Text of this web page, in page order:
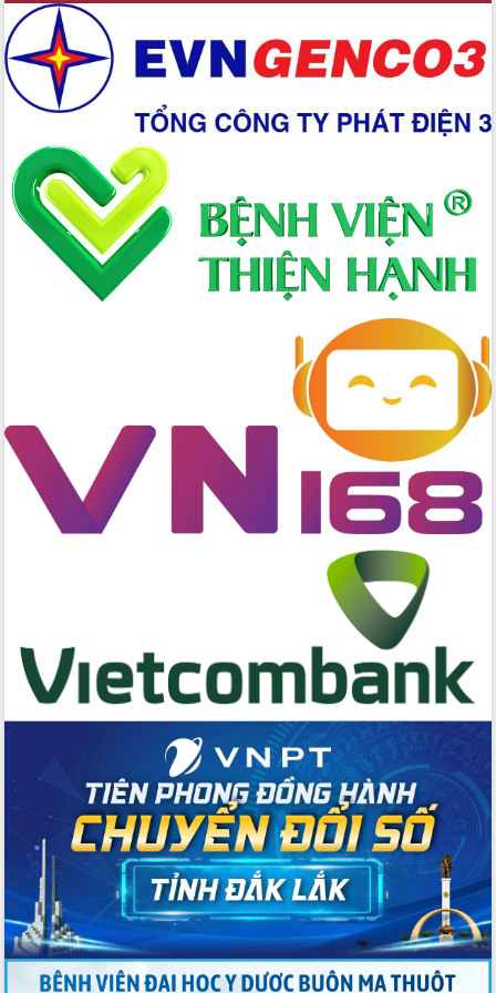
Xây dựng nền hành chính số đồng
hành cùng nông dân dân, doanh nghiệp
Giai đoạn 2026-2030, Đắk Lắk phấn
đấu có 77% xã đạt chuẩn nông thôn
Chuyển đổi số 'mở đường' cho nông
nghiệp Đắk Lắk tăng trưởng bứt phá
Triển khai đồng bộ đo đạc, lập hồ sơ
địa chính, hoàn thiện cơ sở dữ liệu đất
đai
Ứng dụng sinh trắc học - Bước tiến
trong hành trình chuyển đổi số tại Đắk
bền vững
Tập huấn nâng cao năng lực triển khai
chuyển đổi số cho cán bộ, công chức
cấp xã
Đắk Lắk phát động hưởng ứng Ngày
hai con số trong năm 2026
Tổ chức trang trọng Lễ hội Đền thờ
Lương Văn Chánh năm 2026
Huy giữ chức Bí thư Đảng ủy Ủy Ban
Nhân dân tỉnh
Bệnh án điện tử thúc đẩy chuyển đổi
số y tế tại Đắk Lắk
Chuyển đổi số thư viện: Mở rộng
không gian tri thức trong thời đại số
Đánh giá, rút kinh nghiệm công tác tổ
chức diễn tập trước ngày bầu cử
Chương trình “Gặp gỡ hữu nghị –
Friendship Meeting New Year 2026”